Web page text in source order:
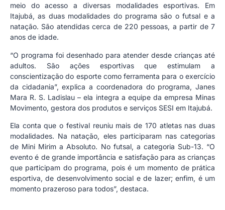
meio do acesso a diversas modalidades esportivas. Em
Itajubá, as duas modalidades do programa são o futsal e a
natação. São atendidas cerca de 220 pessoas, a partir de 7
anos de idade.
“O programa foi desenhado para atender desde crianças até
adultos. São ações esportivas que estimulam a
conscientização do esporte como ferramenta para o exercício
da cidadania”, explica a coordenadora do programa, Janes
Mara R. S. Ladislau – ela integra a equipe da empresa Minas
Movimento, gestora dos produtos e serviços SESI em Itajubá.
Ela conta que o festival reuniu mais de 170 atletas nas duas
modalidades. Na natação, eles participaram nas categorias
de Mini Mirim a Absoluto. No futsal, a categoria Sub-13. “O
evento é de grande importância e satisfação para as crianças
que participam do programa, pois é um momento de prática
esportiva, de desenvolvimento social e de lazer; enfim, é um
momento prazeroso para todos”, destaca.